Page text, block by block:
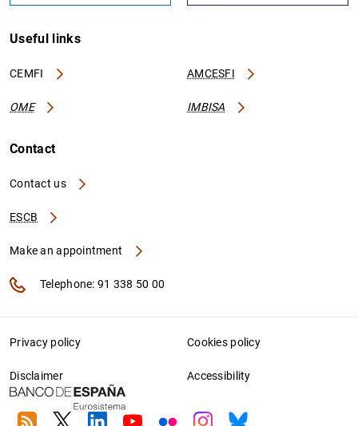
Useful links
CEMFI AMCESFI
OME IMBISA
Contact
Contact us
ESCB
Make an appointment
Telephone: 91 338 50 00
Privacy policy Cookies policy
Disclaimer Accessibility
RSS TwitterLinkedin
YoutubeFlickrInstagram
Bluesky